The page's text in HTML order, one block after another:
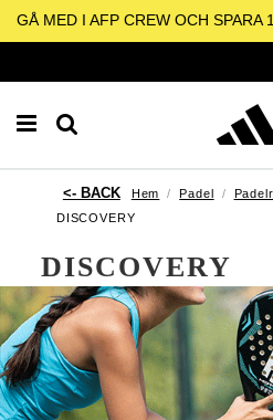
GÅ MED I AFP CREW OCH SPARA
Hem Padel
DISCOVERY
DISCOVERY